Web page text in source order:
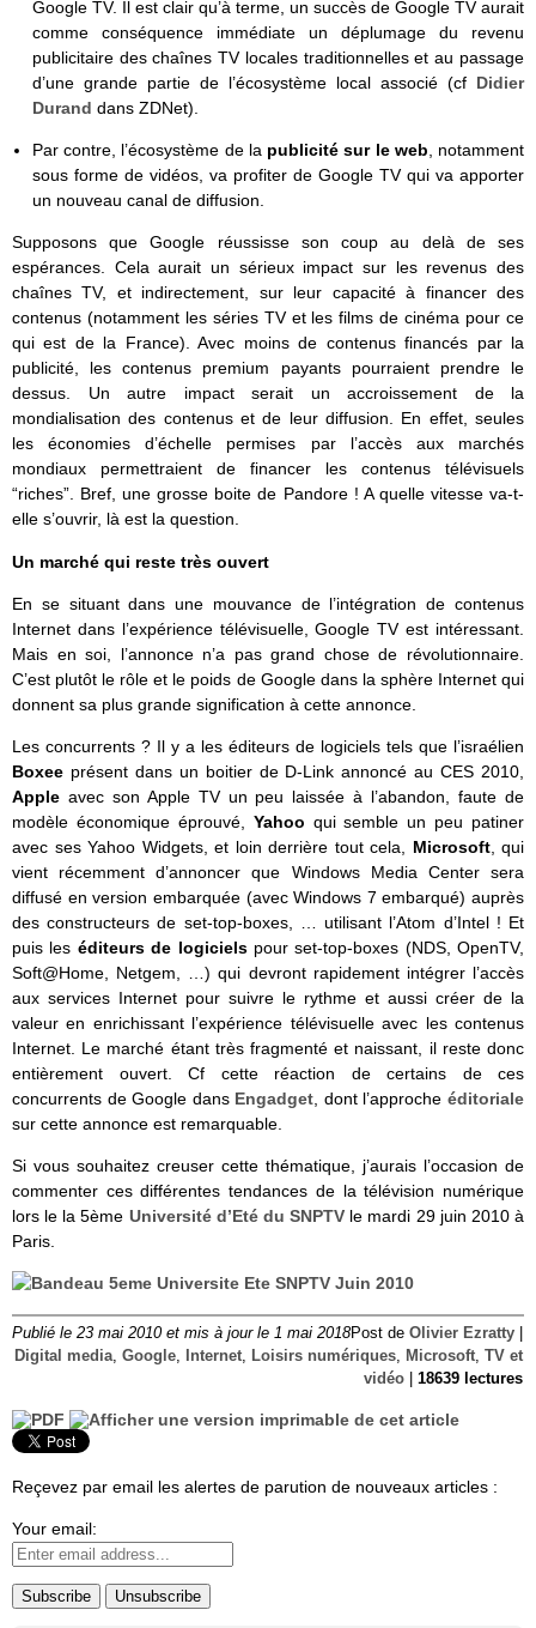
Google TV. Il est clair qu’à terme, un succès de Google TV aurait
comme conséquence immédiate un déplumage du revenu
publicitaire des chaînes TV locales traditionnelles et au passage
d’une grande partie de l’écosystème local associé (cf Didier
Durand dans ZDNet).
Par contre, l’écosystème de la publicité sur le web, notamment
sous forme de vidéos, va profiter de Google TV qui va apporter
un nouveau canal de diffusion.
Supposons que Google réussisse son coup au delà de ses
espérances. Cela aurait un sérieux impact sur les revenus des
chaînes TV, et indirectement, sur leur capacité à financer des
contenus (notamment les séries TV et les films de cinéma pour ce
qui est de la France). Avec moins de contenus financés par la
publicité, les contenus premium payants pourraient prendre le
dessus. Un autre impact serait un accroissement de la
mondialisation des contenus et de leur diffusion. En effet, seules
les économies d’échelle permises par l’accès aux marchés
mondiaux permettraient de financer les contenus télévisuels
“riches”. Bref, une grosse boite de Pandore ! A quelle vitesse va-t-
elle s’ouvrir, là est la question.
Un marché qui reste très ouvert
En se situant dans une mouvance de l’intégration de contenus
Internet dans l’expérience télévisuelle, Google TV est intéressant.
Mais en soi, l’annonce n’a pas grand chose de révolutionnaire.
C’est plutôt le rôle et le poids de Google dans la sphère Internet qui
donnent sa plus grande signification à cette annonce.
Les concurrents ? Il y a les éditeurs de logiciels tels que l’israélien
Boxee présent dans un boitier de D-Link annoncé au CES 2010,
Apple avec son Apple TV un peu laissée à l’abandon, faute de
modèle économique éprouvé, Yahoo qui semble un peu patiner
avec ses Yahoo Widgets, et loin derrière tout cela, Microsoft, qui
vient récemment d’annoncer que Windows Media Center sera
diffusé en version embarquée (avec Windows 7 embarqué) auprès
des constructeurs de set-top-boxes, … utilisant l’Atom d’Intel ! Et
puis les éditeurs de logicielspour set-top-boxes (NDS, OpenTV,
Soft@Home, Netgem, …) qui devront rapidement intégrer l’accès
aux services Internet pour suivre le rythme et aussi créer de la
valeur en enrichissant l’expérience télévisuelle avec les contenus
Internet. Le marché étant très fragmenté et naissant, il reste donc
entièrement ouvert. Cf cette réaction de certains de ces
concurrents de Google dans Engadget , dont l’approcheéditoriale
sur cette annonce est remarquable.
Si vous souhaitez creuser cette thématique, j’aurais l’occasion de
commenter ces différentes tendances de la télévision numérique
lors le la 5ème Université d’Eté du SNPTV le mardi 29 juin 2010 à
Paris.
Publié le 23 mai 2010 et mis à jour le 1 mai 2018Post de Olivier Ezratty
Digital media, Google, Internet, Loisirs numériques, Microsoft, TV et
vidéo
18639 lectures
Reçevez par email les alertes de parution de nouveaux articles :
Your email: